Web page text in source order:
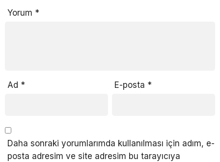
Yorum *
Ad * E-posta *
Daha sonraki yorumlarımda kullanılması için adım, e-
posta adresim ve site adresim bu tarayıcıya